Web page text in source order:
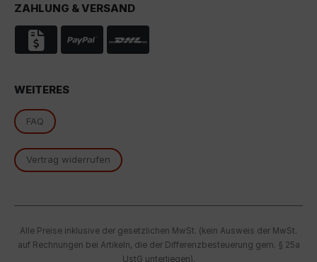
ZAHLUNG & VERSAND
WEITERES
FAQ
Vertrag widerrufen
Alle Preise inklusive der gesetzlichen MwSt. (kein Ausweis der MwSt.
auf Rechnungen bei Artikeln, die der Differenzbesteuerung gem. § 25a
UstG unterliegen).
Google verarbeitet werden. Die USA werden vom
Europäischen Gerichtshof als ein Land mit einem
nach EU-Standards unzureichenden
Datenschutzniveau eingestuft.
Es besteht insbesondere das Risiko, dass Ihre Daten
Überwachungszwecken, möglicherweise ohne
Rechtsmittel, verarbeitet werden. Wenn Sie auf "Nur
oben beschriebene Übertragung nicht statt.